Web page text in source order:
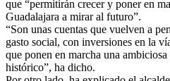
que “permitirán crecer y poner en
Guadalajara a mirar al futuro”.
“Son unas cuentas que vuelven a
gasto social, con inversiones en la
que ponen en marcha una
histórico”, ha dicho.